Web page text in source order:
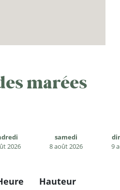
marées
2026
samedi
8 août 2026
9
Hauteur